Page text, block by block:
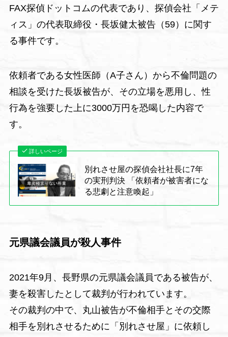
FAX探偵ドットコムの代表であり、探偵会社「メテ
ィス」の代表取締役・長坂健太被告（59）に関す
る事件です。
依頼者である女性医師（A子さん）から不倫問題の
相談を受けた長坂被告が、その立場を悪用し、性
行為を強要した上に3000万円を恐喝した内容で
す。
詳しいページ
別れさせ屋の探偵会社社長に7年
の実刑判決 「依頼者が被害者にな
る悲劇と注意喚起」
元県議会議員が殺人事件
2021年9月、長野県の元県議会議員である被告が、
妻を殺害したとして裁判が行われています。
その裁判の中で、丸山被告が不倫相手とその交際
相手を別れさせるために「別れさせ屋」に依頼し